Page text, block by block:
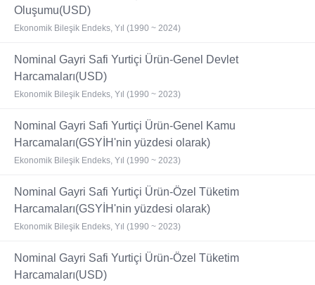
Oluşumu(USD)
Ekonomik Bileşik Endeks, Yıl (1990 ~ 2024)
Nominal Gayri Safi Yurtiçi Ürün-Genel Devlet
Harcamaları(USD)
Ekonomik Bileşik Endeks, Yıl (1990 ~ 2023)
Nominal Gayri Safi Yurtiçi Ürün-Genel Kamu
Harcamaları(GSYİH'nin yüzdesi olarak)
Ekonomik Bileşik Endeks, Yıl (1990 ~ 2023)
Nominal Gayri Safi Yurtiçi Ürün-Özel Tüketim
Harcamaları(GSYİH'nin yüzdesi olarak)
Ekonomik Bileşik Endeks, Yıl (1990 ~ 2023)
Nominal Gayri Safi Yurtiçi Ürün-Özel Tüketim
Harcamaları(USD)